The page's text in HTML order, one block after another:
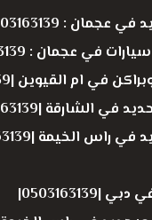
: 0503163139
في عجمان : 0503163139
في ام القيوين |0503163139
الشارقة |0503163139|